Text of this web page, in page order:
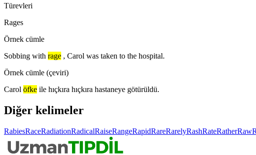
Türevleri
Rages
Örnek cümle
Sobbing with rage , Carol was taken to the hospital.
Örnek cümle (çeviri)
Carol öfke ile hıçkıra hıçkıra hastaneye götürüldü.
Diğer kelimeler
RabiesRaceRadiationRadicalRaiseRangeRapidRareRarelyRashRateRatherRaw